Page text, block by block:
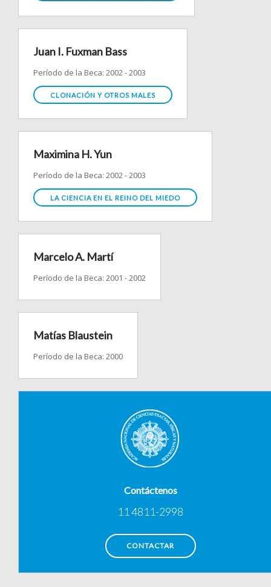
Juan I. Fuxman Bass
Período de la Beca: 2002 - 2003
CLONACIÓN Y OTROS MALES
Maximina H. Yun
Período de la Beca: 2002 - 2003
LA CIENCIA EN EL REINO DEL MIEDO
Marcelo A. Martí
Período de la Beca: 2001 - 2002
Matías Blaustein
Período de la Beca: 2000
Contáctenos
11 4811-2998
CONTACTAR